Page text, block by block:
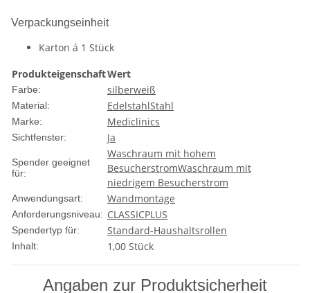
Verpackungseinheit
Karton á 1 Stück
ProdukteigenschaftWert
Farbe: silberweiß
Material: EdelstahlStahl
Marke: Mediclinics
Sichtfenster: Ja
Spender geeignet
für:
Waschraum mit hohem
BesucherstromWaschraum mit
niedrigem Besucherstrom
Anwendungsart: Wandmontage
Anforderungsniveau: CLASSICPLUS
Spendertyp für: Standard-Haushaltsrollen
Inhalt: 1,00 Stück
Angaben zur Produktsicherheit